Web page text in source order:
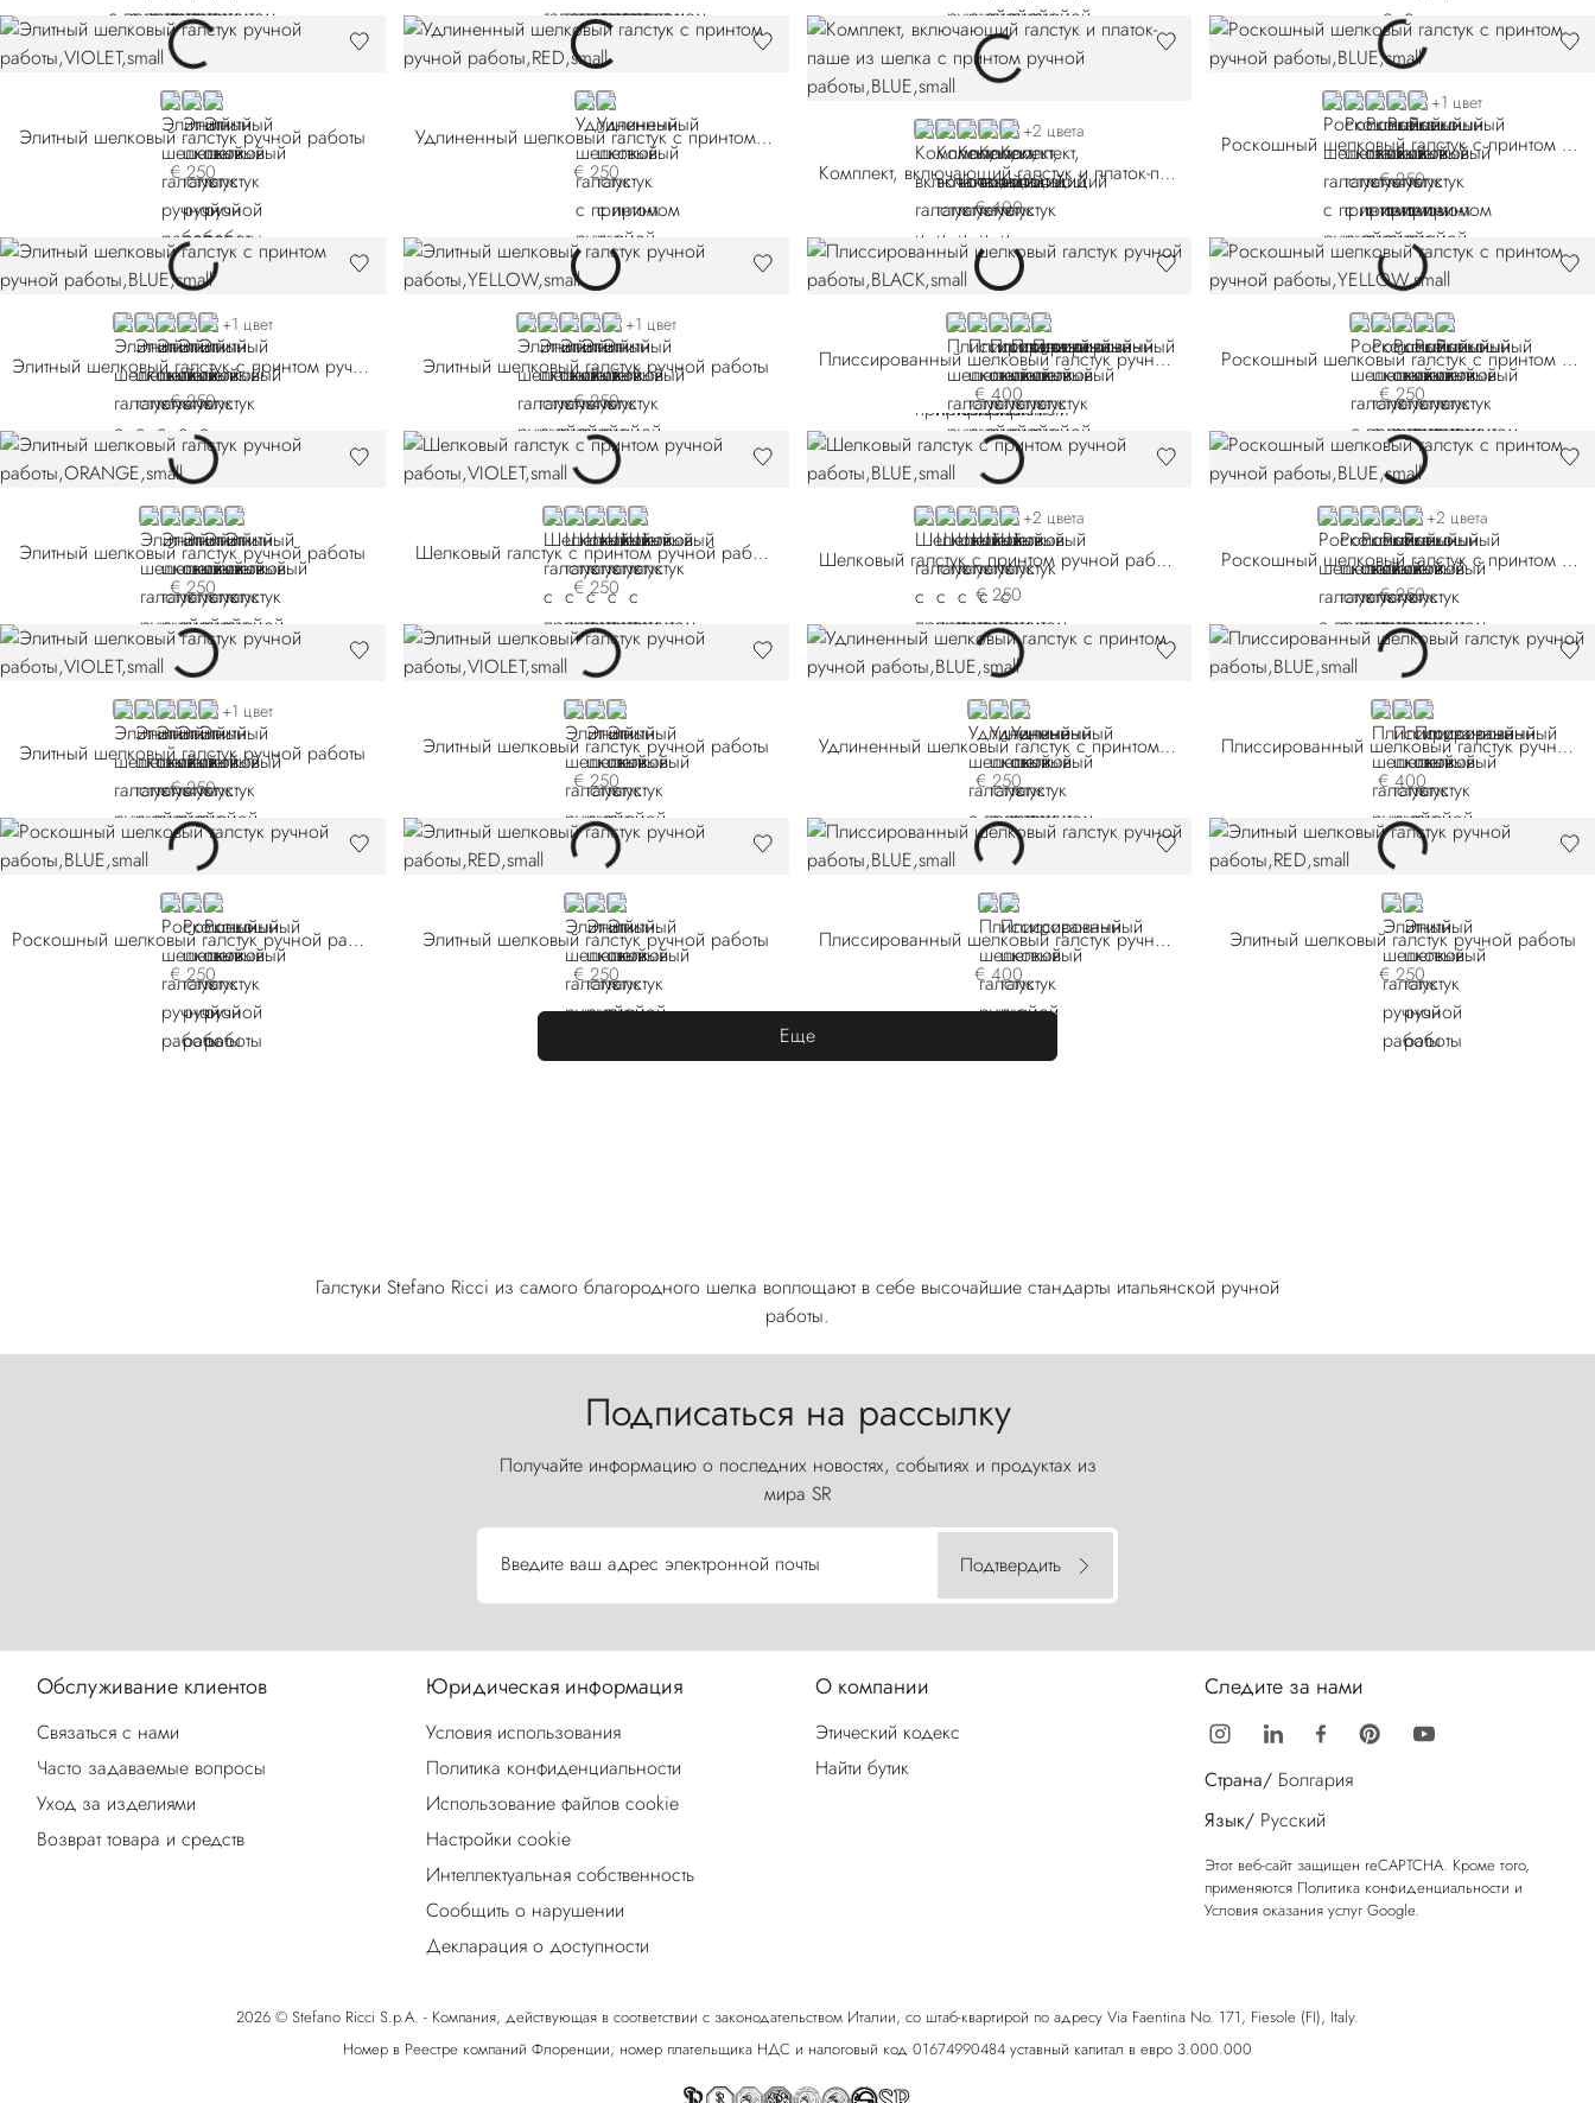
VIOLET
BLACKBLUE 58025-008
Элитный шелковый галстук ручной работы
€ 250
REDBLACK
Удлиненный шелковый галстук с принтом ручной работы
€ 250
BLUE 51102-004
RED 51102-005
BLACK 51102-006
BLACK 51102-008
GREEN+2 цвета
Комплект, включающий галстук и платок-паше из шелка с принтом ручной работы
€ 400
BLUE 57002-001
PINKREDBLUE 57002-010
BLUE 57002-012
+1 цвет
Роскошный шелковый галстук с принтом ручной работы
€ 250
BLUE 57020-001
BLUE 57020-004
BLUE 57020-006
REDBLACK+1 цвет
Элитный шелковый галстук с принтом ручной работы
€ 250
YELLOW 51043-002
BLUE 51043-003
BLUE 51043-006
VIOLET
BLUE 51043-009
+1 цвет
Элитный шелковый галстук ручной работы
€ 250
BLACK
BLUE 57009-006
BLUE 57009-009
PINKYELLOW
Плиссированный шелковый галстук ручной работы
€ 400
YELLOW
BLUE 57018-005
BLUE 57018-006
BLUE 57018-009
VIOLET
Роскошный шелковый галстук с принтом ручной работы
€ 250
ORANGE
REDBLUE 51081-011
VIOLETGREEN
Элитный шелковый галстук ручной работы
€ 250
VIOLET
BLUE 51505-005
REDBLUE 51505-011
YELLOW
Шелковый галстук с принтом ручной работы
€ 250
BLUE 51506-005
BLUE 51506-007
PINKBLUE 51506-012
GREEN+2 цвета
Шелковый галстук с принтом ручной работы
€ 250
BLUE 57014-001
ORANGE
RED 57014-006
BLACK
BLUE 57014-009
+2 цвета
Роскошный шелковый галстук с принтом ручной работы
€ 250
VIOLET
PINKRED 51083-008
RED 51083-009
ORANGE
+1 цвет
Элитный шелковый галстук ручной работы
€ 250
VIOLET
BLUEYELLOW
Элитный шелковый галстук ручной работы
€ 250
BLUE 57026-002
BLUE 57026-003
GREEN
Удлиненный шелковый галстук с принтом ручной работы
€ 250
BLUE 57007-002
REDBLUE 57007-011
Плиссированный шелковый галстук ручной работы
€ 400
BLUE 58026-001
BLUE 58026-007
RED
Роскошный шелковый галстук ручной работы
€ 250
REDORANGE
BLUE 58032-009
Элитный шелковый галстук ручной работы
€ 250
BLUEORANGE
Плиссированный шелковый галстук ручной работы
€ 400
REDGREEN
Элитный шелковый галстук ручной работы
€ 250
Еще
Галстуки Stefano Ricci из самого благородного шелка воплощают в себе высочайшие стандарты итальянской ручной
работы.
Подписаться на рассылку
Получайте информацию о последних новостях, событиях и продуктах из
мира SR
Введите ваш адрес электронной почты Подтвердить
Обслуживание клиентов
Связаться с нами
Часто задаваемые вопросы
Уход за изделиями
Возврат товара и средств
Юридическая информация
Условия использования
Политика конфиденциальности
Использование файлов cookie
Настройки cookie
Интеллектуальная собственность
Сообщить о нарушении
Декларация о доступности
О компании
Этический кодекс
Найти бутик
Следите за нами
Страна/ Болгария
Язык/ Русский
Этот веб-сайт защищен reCAPTCHA. Кроме того,
применяются Политика конфиденциальности и
Условия оказания услуг Google.
2026 © Stefano Ricci S.p.A. - Компания, действующая в соответствии с законодательством Италии, со штаб-квартирой по адресу Via Faentina No. 171, Fiesole (FI), Italy.
Номер в Реестре компаний Флоренции, номер плательщика НДС и налоговый код 01674990484 уставный капитал в евро 3.000.000